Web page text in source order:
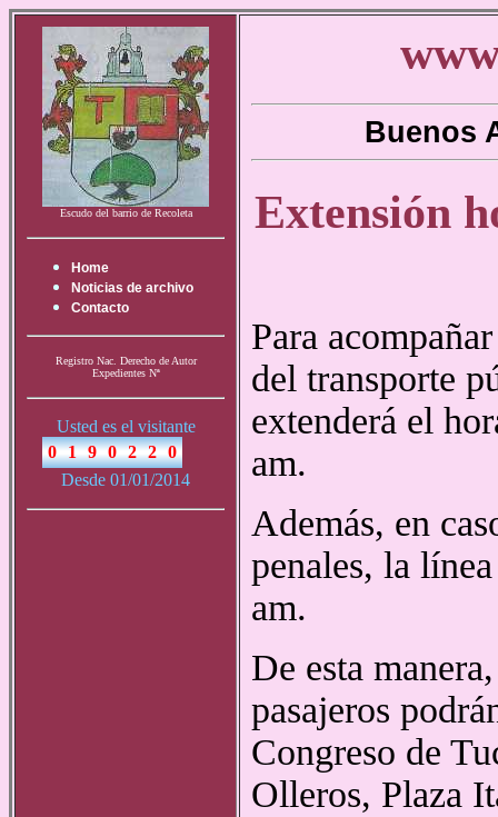
Escudo del barrio de Recoleta
Home
Noticias de archivo
Contacto
Registro Nac. Derecho de Autor
Expedientes Nª
Usted es el visitante
Desde 01/01/2014
Buenos
Extensión
Para
del transporte
extenderá el
am.
Además, en
penales, la
am.
De esta
pasajeros
Congreso de
Olleros, Plaza